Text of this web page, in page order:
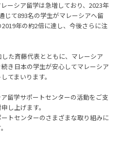
ーシア留学は急増しており、2023年
じて893名の学生がマレーシアへ留
年の約2倍に達し、今後さらに注
た斉藤代表とともに、マレーシア
き日本の学生が安心してマレーシア
てまいります。
留学サポートセンターの活動をご支
し上げます。
トセンターのさまざまな取り組みに